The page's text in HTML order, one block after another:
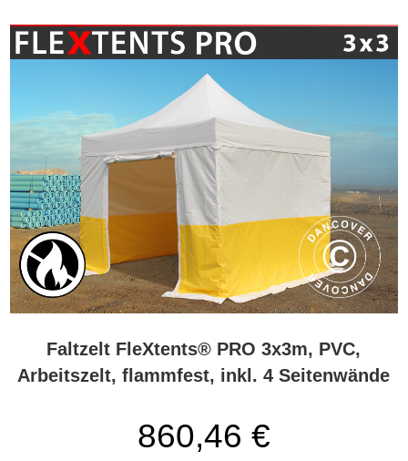
Faltzelt FleXtents® PRO 3x3m, PVC,
Arbeitszelt, flammfest, inkl. 4 Seitenwände
860,46 €